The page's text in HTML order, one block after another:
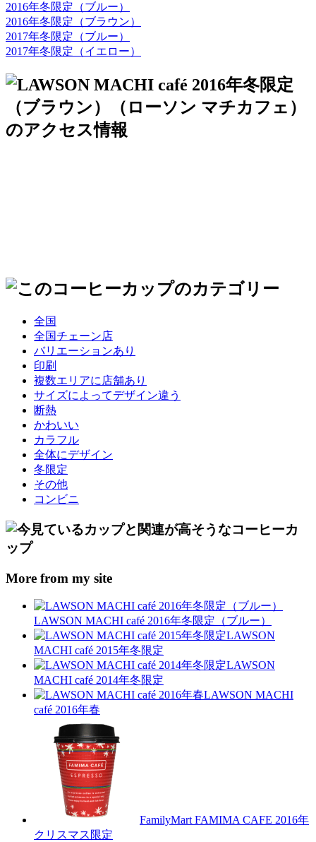
2016年冬限定（ブルー）
2016年冬限定（ブラウン）
2017年冬限定（ブルー）
2017年冬限定（イエロー）
全国
全国チェーン店
バリエーションあり
印刷
複数エリアに店舗あり
サイズによってデザイン違う
断熱
かわいい
カラフル
全体にデザイン
冬限定
その他
コンビニ
More from my site
LAWSON MACHI café 2016年冬限定（ブルー）
LAWSON
MACHI café 2015年冬限定
LAWSON
MACHI café 2014年冬限定
LAWSON MACHI
café 2016年春
FamilyMart FAMIMA CAFE 2016年
クリスマス限定